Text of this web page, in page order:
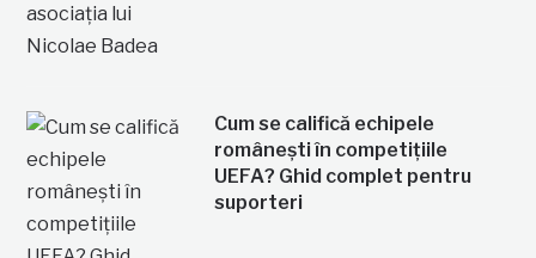
Cum se califică echipele
românești în competițiile
UEFA? Ghid complet pentru
suporteri